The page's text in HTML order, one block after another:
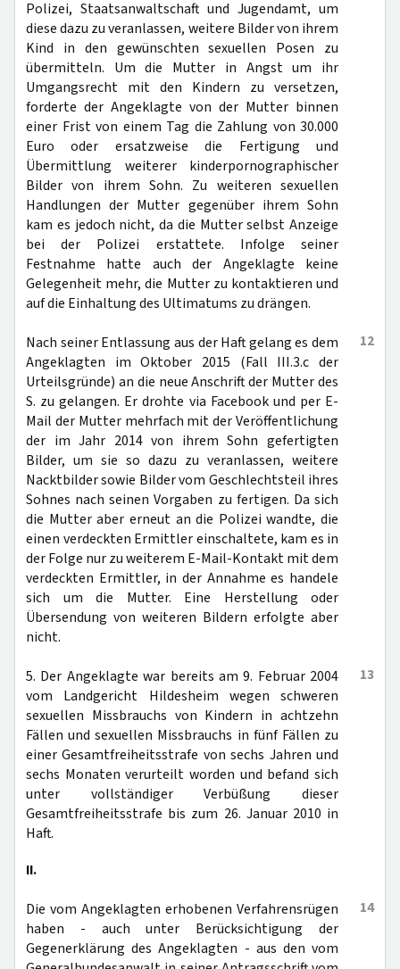
Polizei, Staatsanwaltschaft und Jugendamt, um
diese dazu zu veranlassen, weitere Bilder von ihrem
Kind in den gewünschten sexuellen Posen zu
übermitteln. Um die Mutter in Angst um ihr
Umgangsrecht mit den Kindern zu versetzen,
forderte der Angeklagte von der Mutter binnen
einer Frist von einem Tag die Zahlung von 30.000
Euro oder ersatzweise die Fertigung und
Übermittlung weiterer kinderpornographischer
Bilder von ihrem Sohn. Zu weiteren sexuellen
Handlungen der Mutter gegenüber ihrem Sohn
kam es jedoch nicht, da die Mutter selbst Anzeige
bei der Polizei erstattete. Infolge seiner
Festnahme hatte auch der Angeklagte keine
Gelegenheit mehr, die Mutter zu kontaktieren und
auf die Einhaltung des Ultimatums zu drängen.
12
Nach seiner Entlassung aus der Haft gelang es dem
Angeklagten im Oktober 2015 (Fall III.3.c der
Urteilsgründe) an die neue Anschrift der Mutter des
S. zu gelangen. Er drohte via Facebook und per E-
Mail der Mutter mehrfach mit der Veröffentlichung
der im Jahr 2014 von ihrem Sohn gefertigten
Bilder, um sie so dazu zu veranlassen, weitere
Nacktbilder sowie Bilder vom Geschlechtsteil ihres
Sohnes nach seinen Vorgaben zu fertigen. Da sich
die Mutter aber erneut an die Polizei wandte, die
einen verdeckten Ermittler einschaltete, kam es in
der Folge nur zu weiterem E-Mail-Kontakt mit dem
verdeckten Ermittler, in der Annahme es handele
sich um die Mutter. Eine Herstellung oder
Übersendung von weiteren Bildern erfolgte aber
nicht.
13
5. Der Angeklagte war bereits am 9. Februar 2004
vom Landgericht Hildesheim wegen schweren
sexuellen Missbrauchs von Kindern in achtzehn
Fällen und sexuellen Missbrauchs in fünf Fällen zu
einer Gesamtfreiheitsstrafe von sechs Jahren und
sechs Monaten verurteilt worden und befand sich
unter vollständiger Verbüßung dieser
Gesamtfreiheitsstrafe bis zum 26. Januar 2010 in
Haft.
II.
14
Die vom Angeklagten erhobenen Verfahrensrügen
haben - auch unter Berücksichtigung der
Gegenerklärung des Angeklagten - aus den vom